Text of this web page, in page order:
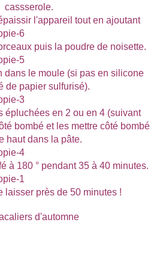
cassserole.
l'appareil tout en ajoutant
puis la poudre de noisette.
dans le moule (si pas en silicone
de papier sulfurisé).
épluchées en 2 ou en 4 (suivant
bombé et les mettre côté bombé
haut dans la pâte.
à 180 ° pendant 35 à 40 minutes.
laisser près de 50 minutes !